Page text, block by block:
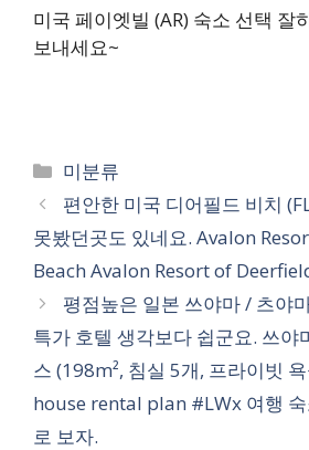
미국 페이엣빌 (AR) 숙소 선택 잘
보내세요~
카
테
고
리
미분류
편안한 미국 디어필드 비치
못봤던곳도 있네요. Avalon
Beach Avalon Resort of
평점높은 일본 쓰야마 / 츠야
특가 호텔 생각보다 쉽군요. 쓰야
스 (198m², 침실 5개, 프라이빗
house rental plan #LWx 여행 숙
로 보자.